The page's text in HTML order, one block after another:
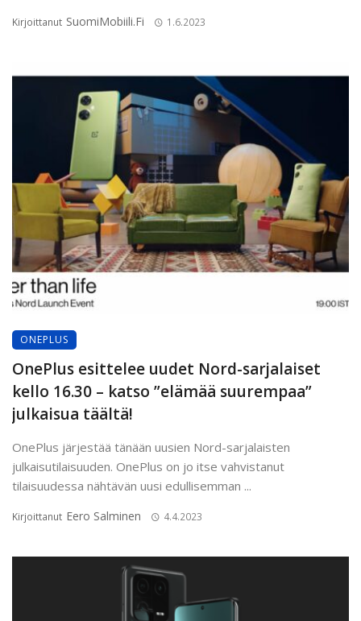
Kirjoittanut SuomiMobiili.fi 1.6.2023
ONEPLUS
OnePlus esittelee uudet Nord-sarjalaiset
kello 16.30 – katso ”elämää suurempaa”
julkaisua täältä!
OnePlus järjestää tänään uusien Nord-sarjalaisten
julkaisutilaisuuden. OnePlus on jo itse vahvistanut
tilaisuudessa nähtävän uusi edullisemman ...
Kirjoittanut Eero Salminen 4.4.2023